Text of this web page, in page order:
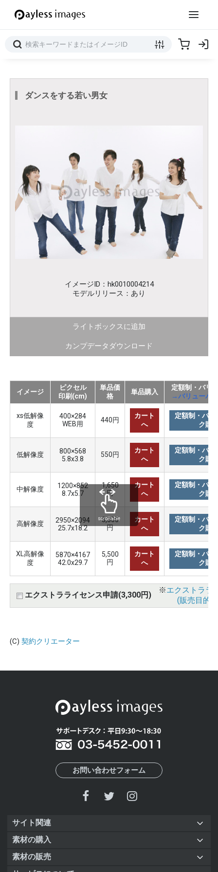
ダンスをする若い男女
イメージID：hk0010004214
モデルリリース：あり
ライトボックスに追加
カンプデータダウンロード
イメージ
ピクセル
印刷(cm)
単品価
格
単品購入
定額制・バリ
→バリューパ
xs低解像
度
400×284
WEB用
440円
カート
へ
定額制・バリ
ク購
低解像度
800×568
5.8x3.8
550円
カート
へ
定額制・バリ
ク購
中解像度
1200×852
8.7x5.7
1,650
円
カート
へ
定額制・バリ
ク購
高解像度
2950×2094
25.7x18.2
3,300
円
カート
へ
定額制・バリ
ク購
XL高解像
度
5870×4167
42.0x29.7
5,500
円
カート
へ
定額制・バリ
ク購
エクストラライセンス申請(3,300円)
※エクストララ
(販売目的
scrollable
(C) 契約クリエーター
お問い合わせフォーム
サイト関連
素材の購入
素材の販売